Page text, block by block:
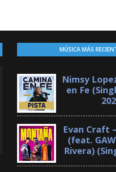
MÚSICA MÁS
Nimsy
en Fe
Evan Craft
(feat.
Rivera)